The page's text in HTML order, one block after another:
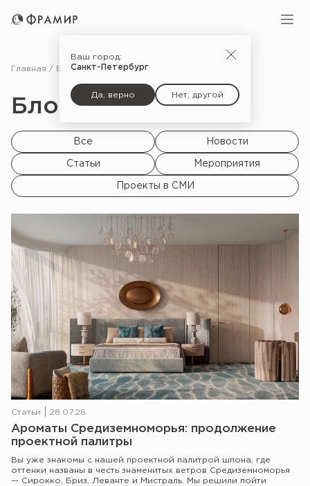
Ваш город:
Санкт-Петербург
Да, верно Нет, другой
Главная Блог
Блог |
Все Новости
Статьи Мероприятия
Проекты в СМИ
Статьи 28.07.26
Ароматы Средиземноморья: продолжение
проектной палитры
Вы уже знакомы с нашей проектной палитрой шпона, где
оттенки названы в честь знаменитых ветров Средиземноморья
— Сирокко, Бриз, Леванте и Мистраль. Мы решили пойти